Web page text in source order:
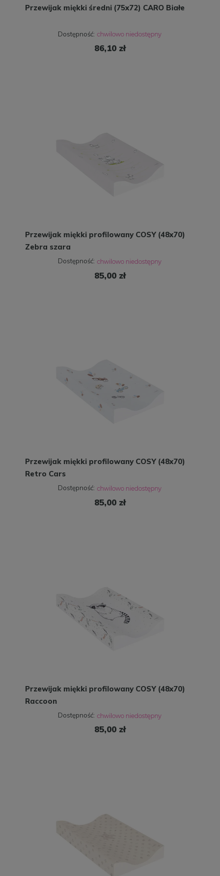
Przewijak miękki średni (75x72) CARO Białe
Dostępność:
86,10 zł
Przewijak miękki profilowany COSY (48x70)
Zebra szara
Dostępność:
85,00 zł
Przewijak miękki profilowany COSY (48x70)
Retro Cars
Dostępność:
85,00 zł
Przewijak miękki profilowany COSY (48x70)
Raccoon
Dostępność:
85,00 zł